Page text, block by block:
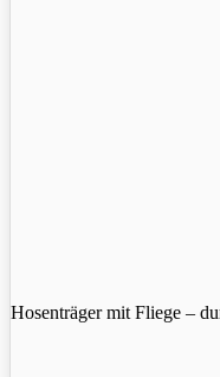
Hosenträger mit Fliege –